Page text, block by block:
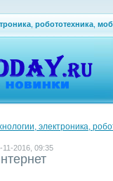
робототехника
электроника,
11-2016, 09:35